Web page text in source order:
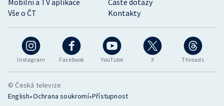
Instagram Facebook YouTube X Threads
Mobilní a TV aplikace
Časté dotazy
Vše o ČT
Kontakty
© Česká televize
English•Ochrana soukromí•Přístupnost